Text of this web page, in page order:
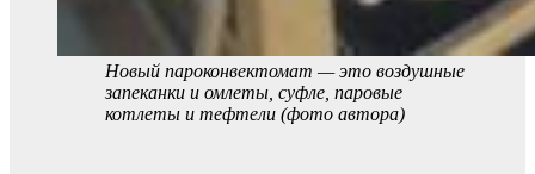
Новый пароконвектомат — это воздушные
запеканки и омлеты, суфле, паровые
котлеты и тефтели (фото автора)